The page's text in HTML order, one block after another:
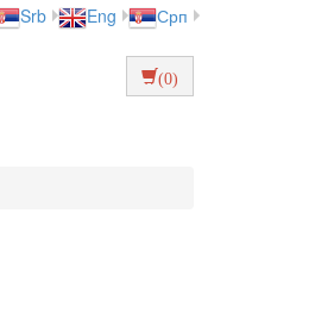
Srb Eng Срп
(0)